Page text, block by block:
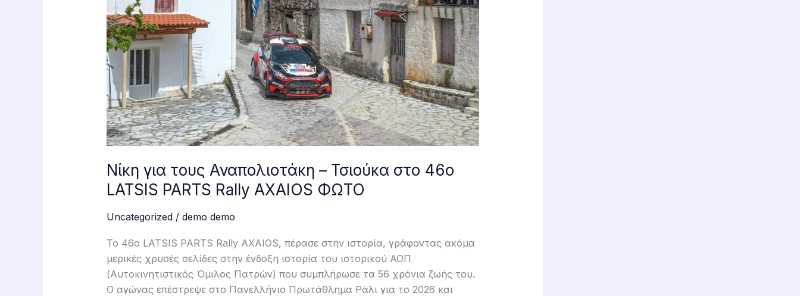
Νίκη για τους Αναπολιοτάκη – Τσιούκα στο 46ο
LATSIS PARTS Rally AXAIOS ΦΩΤΟ
Uncategorized/ demo demo
Το 46ο LATSIS PARTS Rally AXAIOS, πέρασε στην ιστορία, γράφοντας ακόμα
μερικές χρυσές σελίδες στην ένδοξη ιστορία του ιστορικού ΑΟΠ
(Αυτοκινητιστικός Όμιλος Πατρών) που συμπλήρωσε τα 56 χρόνια ζωής του.
Ο αγώνας επέστρεψε στο Πανελλήνιο Πρωτάθλημα Ράλι για το 2026 και
46ο
LATSIS
PARTS
Rally
AXAIOS
ΦΩΤΟ